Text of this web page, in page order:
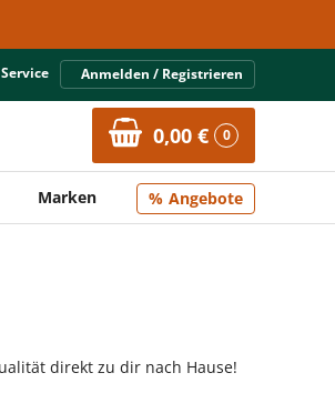
Anmelden / Registrieren
0,00 € 0
Marken Angebote
direkt zu dir nach Hause!